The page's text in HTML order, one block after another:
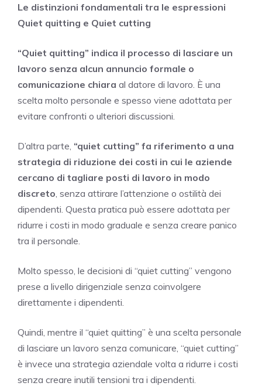
Le distinzioni fondamentali tra le espressioni
Quiet quitting e Quiet cutting
“Quiet quitting” indica il processo di lasciare un
lavoro senza alcun annuncio formale o
comunicazione chiara al datore di lavoro. È una
scelta molto personale e spesso viene adottata per
evitare confronti o ulteriori discussioni.
D’altra parte, “quiet cutting” fa riferimento a una
strategia di riduzione dei costi in cui le aziende
cercano di tagliare posti di lavoro in modo
discreto , senza attirare l’attenzione o ostilità dei
dipendenti. Questa pratica può essere adottata per
ridurre i costi in modo graduale e senza creare panico
tra il personale.
Molto spesso, le decisioni di “quiet cutting” vengono
prese a livello dirigenziale senza coinvolgere
direttamente i dipendenti.
Quindi, mentre il “quiet quitting” è una scelta personale
di lasciare un lavoro senza comunicare, “quiet cutting”
è invece una strategia aziendale volta a ridurre i costi
senza creare inutili tensioni tra i dipendenti.